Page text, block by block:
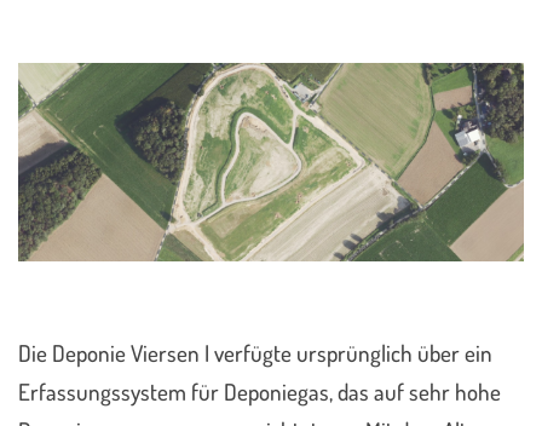
Die Deponie Viersen I verfügte ursprünglich über ein
Erfassungssystem für Deponiegas, das auf sehr hohe